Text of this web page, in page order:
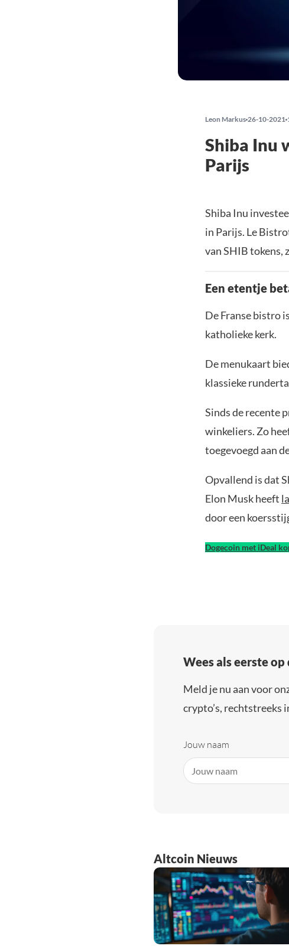
Leon Markus 26-10-2021
Shiba Inu
Parijs
Shiba Inu
in Parijs. Le
van SHIB tokens,
Een etentje
De Franse bistro
katholieke kerk.
De menukaart
klassieke
Sinds de recente
winkeliers. Zo
toegevoegd aan
Opvallend is dat
Elon Musk heeft
door een
Dogecoin met iDeal
Wees als eerste
Meld je nu aan voor
crypto’s, rechtstreeks
Jouw naam
Altcoin Nieuws